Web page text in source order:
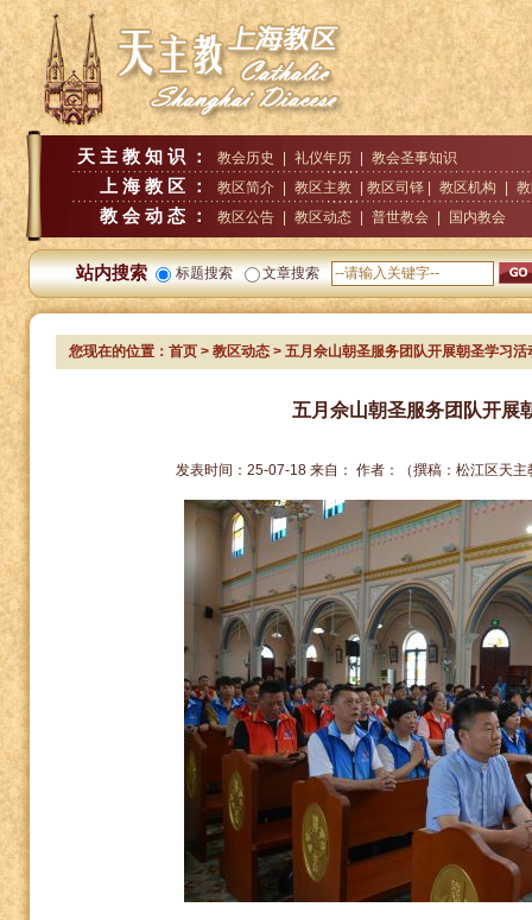
天主教知识： 教会历史 礼仪年历 教会圣事知识
上海教区： 教区简介 教区主教 | 教区司铎 | 教区机构
教会动态： 教区公告 教区动态 普世教会 国内教会
站内搜索 标题搜索 文章搜索
您现在的位置：首页 >教区动态 > 五月佘山朝圣服务团队开展朝圣学习活
五月佘山朝圣服务团队开展
发表时间： 25-07-18 来自： 作者： （撰稿：松江区天